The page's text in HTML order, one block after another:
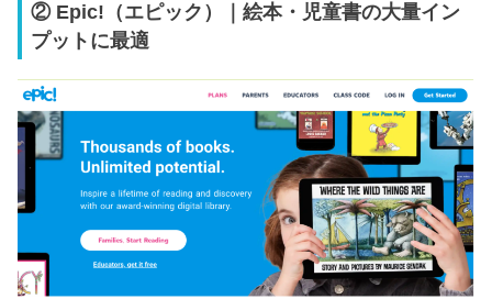
② Epic!（エピック）｜絵本・児童書の大量イン
プットに最適